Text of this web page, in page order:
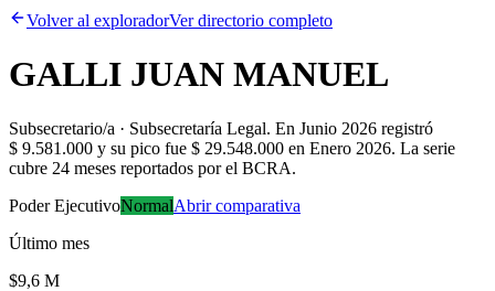
Volver al exploradorVer directorio completo
GALLI JUAN MANUEL
Subsecretario/a · Subsecretaría Legal. En Junio 2026 registró
$ 9.581.000 y su pico fue $ 29.548.000 en Enero 2026. La serie
cubre 24 meses reportados por el BCRA.
Poder EjecutivoNormalAbrir comparativa
Último mes
$9,6 M